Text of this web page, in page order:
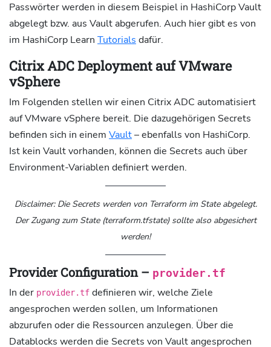
Passwörter werden in diesem Beispiel in HashiCorp Vault
abgelegt bzw. aus Vault abgerufen. Auch hier gibt es von
im HashiCorp Learn Tutorials dafür.
Citrix ADC Deployment auf VMware
vSphere
Im Folgenden stellen wir einen Citrix ADC automatisiert
auf VMware vSphere bereit. Die dazugehörigen Secrets
befinden sich in einem Vault– ebenfalls von HashiCorp.
Ist kein Vault vorhanden, können die Secrets auch über
Environment-Variablen definiert werden.
Disclaimer: Die Secrets werden von Terraform im State abgelegt.
Der Zugang zum State (terraform.tfstate) sollte also abgesichert
werden!
Provider Configuration – provider.tf
In der provider.tf definieren wir, welche Ziele
angesprochen werden sollen, um Informationen
abzurufen oder die Ressourcen anzulegen. Über die
Datablocks werden die Secrets von Vault angesprochen